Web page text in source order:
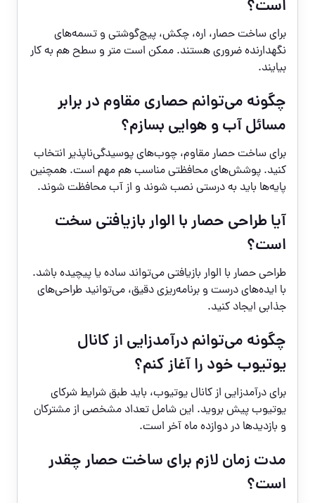
است؟
برای ساخت حصار، اره، چکش، پیچ‌گوشتی و تسمه‌های
نگهدارنده ضروری هستند. ممکن است متر و سطح هم به کار
بیایند.
چگونه می‌توانم حصاری مقاوم در برابر
مسائل آب و هوایی بسازم؟
برای ساخت حصار مقاوم، چوب‌های پوسیدگی‌ناپذیر انتخاب
کنید. پوشش‌های محافظتی مناسب هم مهم است. همچنین
پایه‌ها باید به درستی نصب شوند و از آب محافظت شوند.
آیا طراحی حصار با الوار بازیافتی سخت
است؟
طراحی حصار با الوار بازیافتی می‌تواند ساده یا پیچیده باشد.
با ایده‌های درست و برنامه‌ریزی دقیق، می‌توانید طراحی‌های
جذابی ایجاد کنید.
چگونه می‌توانم درآمدزایی از کانال
یوتیوب خود را آغاز کنم؟
برای درآمدزایی از کانال یوتیوب، باید طبق شرایط شرکای
یوتیوب پیش بروید. این شامل تعداد مشخصی از مشترکان
و بازدیدها در دوازده ماه آخر است.
مدت زمان لازم برای ساخت حصار چقدر
است؟